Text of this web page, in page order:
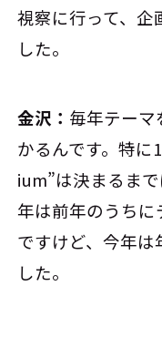
視察に行って、企
した。
金沢： 毎年テーマ
かるんです。特に
ium”は決まるま
年は前年のうち
ですけど、今年
した。